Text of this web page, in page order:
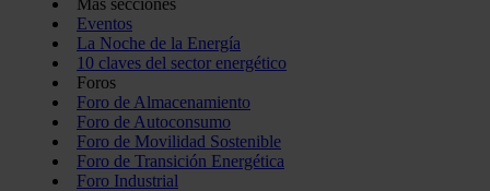
Más secciones
Eventos
La Noche de la Energía
10 claves del sector energético
Foros
Foro de Almacenamiento
Foro de Autoconsumo
Foro de Movilidad Sostenible
Foro de Transición Energética
Foro Industrial